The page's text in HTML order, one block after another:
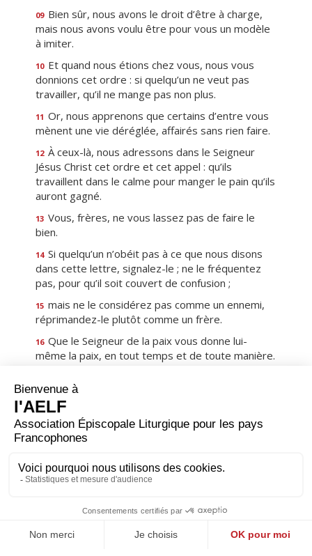
09 Bien sûr, nous avons le droit d’être à charge,
mais nous avons voulu être pour vous un modèle
à imiter.
10 Et quand nous étions chez vous, nous vous
donnions cet ordre : si quelqu’un ne veut pas
travailler, qu’il ne mange pas non plus.
11 Or, nous apprenons que certains d’entre vous
mènent une vie déréglée, affairés sans rien faire.
12 À ceux-là, nous adressons dans le Seigneur
Jésus Christ cet ordre et cet appel : qu’ils
travaillent dans le calme pour manger le pain qu’ils
auront gagné.
13 Vous, frères, ne vous lassez pas de faire le
bien.
14 Si quelqu’un n’obéit pas à ce que nous disons
dans cette lettre, signalez-le ; ne le fréquentez
pas, pour qu’il soit couvert de confusion ;
15 mais ne le considérez pas comme un ennemi,
réprimandez-le plutôt comme un frère.
16 Que le Seigneur de la paix vous donne lui-
même la paix, en tout temps et de toute manière.
17La salutation est de ma main à moi, Paul. Je
signe de cette façon toutes mes lettres, c’est
mon écriture.
18 Que la grâce de notre Seigneur Jésus Christ